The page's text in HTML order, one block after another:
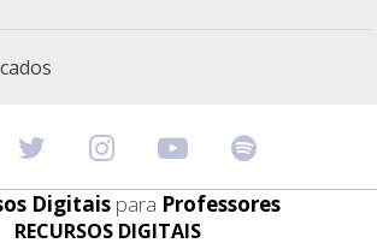
Digitais para Professores
RECURSOS DIGITAIS